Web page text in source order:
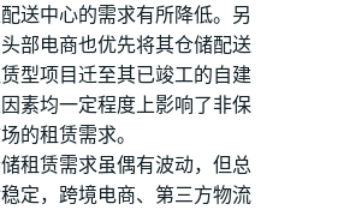
送中心的需求有所降低。另
部电商也优先将其仓储配送
型项目迁至其已竣工的自建
素均一定程度上影响了非保
的租赁需求。
租赁需求虽偶有波动，但总
定，跨境电商、第三方物流